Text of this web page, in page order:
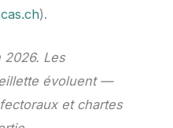
).
Les
évoluent —
et chartes